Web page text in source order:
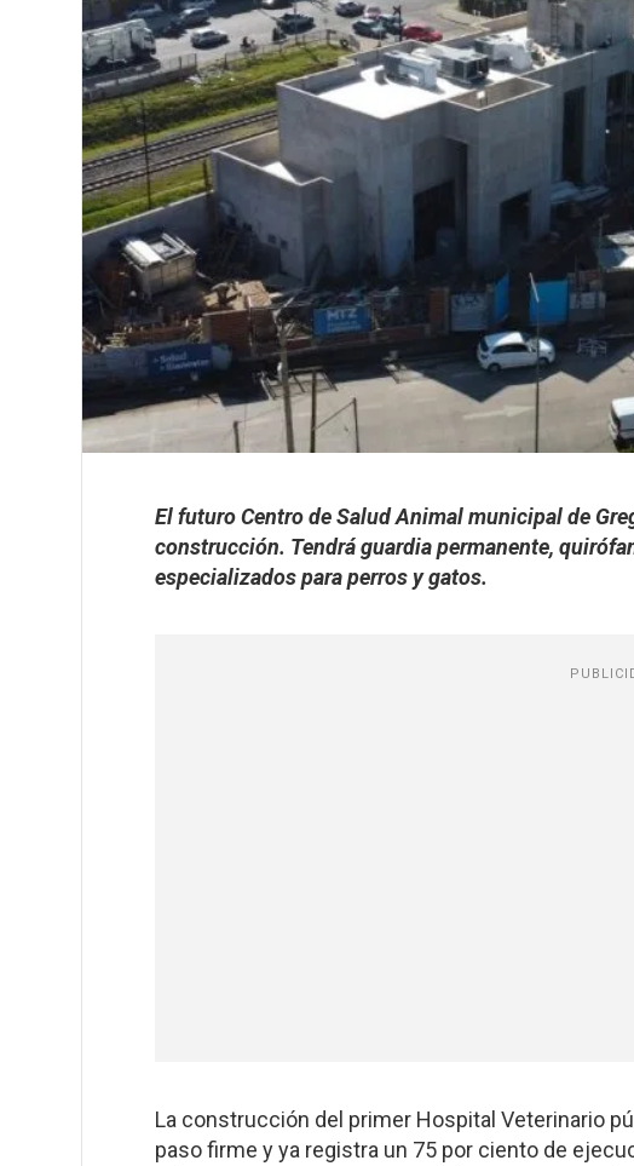
El futuro Centro de Salud Animal municipal de
construcción. Tendrá guardia permanente,
especializados para perros y gatos.
La construcción del primer Hospital Veterinario
paso firme y ya registra un 75 por ciento de